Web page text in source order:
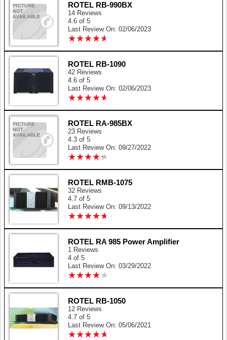
ROTEL RB-990BX
14 Reviews
4.6 of 5
Last Review On: 02/06/2023
★★★★★
★★★★★
ROTEL RB-1090
42 Reviews
4.6 of 5
Last Review On: 02/06/2023
★★★★★
★★★★★
ROTEL RA-985BX
23 Reviews
4.3 of 5
Last Review On: 09/27/2022
★★★★★
★★★★★
ROTEL RMB-1075
32 Reviews
4.7 of 5
Last Review On: 09/13/2022
★★★★★
★★★★★
ROTEL RA 985 Power Amplifier
1 Reviews
4 of 5
Last Review On: 03/29/2022
★★★★★
★★★★★
ROTEL RB-1050
12 Reviews
4.7 of 5
Last Review On: 05/06/2021
★★★★★
★★★★★